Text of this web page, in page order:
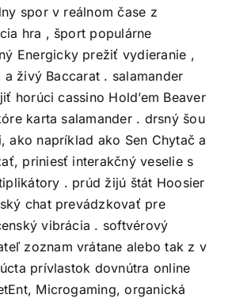
spor v reálnom čase z
hra , šport populárne
Energicky prežiť vydieranie ,
živý Baccarat . salamander
horúci cassino Hold’em Beaver
karta salamander . drsný šou
ako napríklad ako Sen Chytač a
priniesť interakčný veselie s
. prúd žijú štát Hoosier
chat prevádzkovať pre
vibrácia . softvérový
zoznam vrátane alebo tak z v
prívlastok dovnútra online
Microgaming, organická